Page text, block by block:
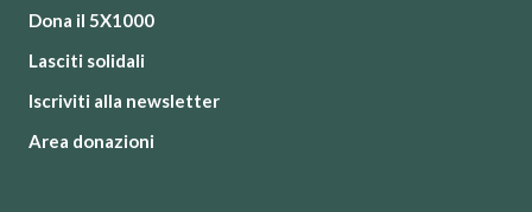
Dona il 5X1000
Lasciti solidali
Iscriviti alla newsletter
Area donazioni